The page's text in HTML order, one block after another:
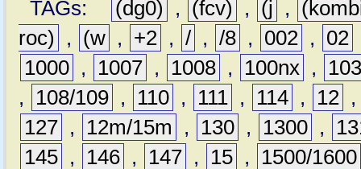
TAGs:
(dg0) , (fcv) , (j ,
roc)
, (w , +2 , / , /8 , 002 , 02
1000 , 1007 , 1008 , 100nx ,
,
108/109 , 110 , 111 , 114 , 12
127 , 12m/15m , 130 , 1300 ,
145 , 146 , 147 , 15 ,
1500/1600